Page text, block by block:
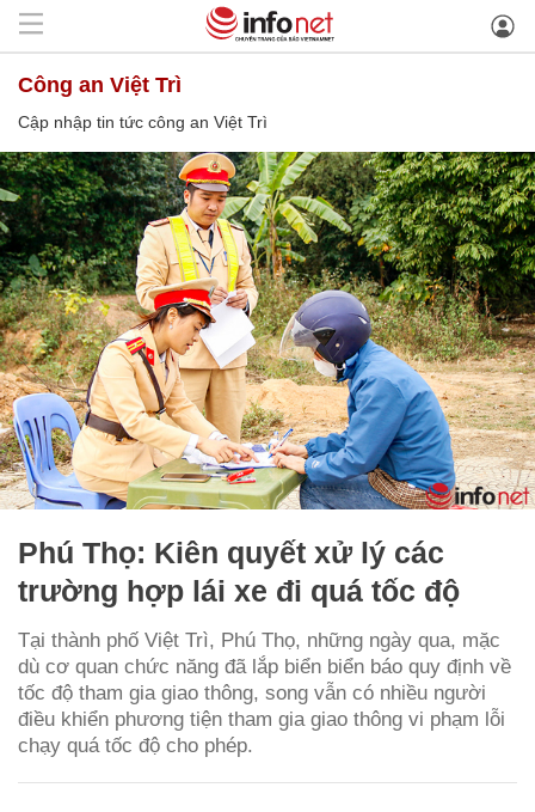
công an Việt Trì
Cập nhập tin tức công an Việt Trì
Phú Thọ: Kiên quyết xử lý các
trường hợp lái xe đi quá tốc độ
Tại thành phố Việt Trì, Phú Thọ, những ngày qua, mặc
dù cơ quan chức năng đã lắp biển biển báo quy định về
tốc độ tham gia giao thông, song vẫn có nhiều người
điều khiển phương tiện tham gia giao thông vi phạm lỗi
chạy quá tốc độ cho phép.